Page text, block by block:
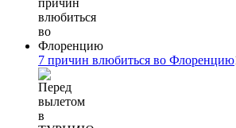
7 причин влюбиться во Флоренцию